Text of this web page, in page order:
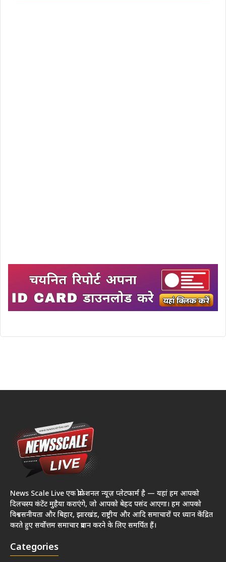
News Scale Live एक प्रोफेशनल न्यूज़ प्लेटफार्म है — यहां हम आपको
दिलचस्प कंटेंट मुहैया कराएंगे, जो आपको बेहद पसंद आएगा। हम आपको
विश्वसनीयता और बिहार, झारखंड, राष्ट्रीय और आदि समाचारों पर ध्यान केंद्रित
करते हुए सर्वोत्तम समाचार प्रदान करने के लिए समर्पित हैं।
Categories